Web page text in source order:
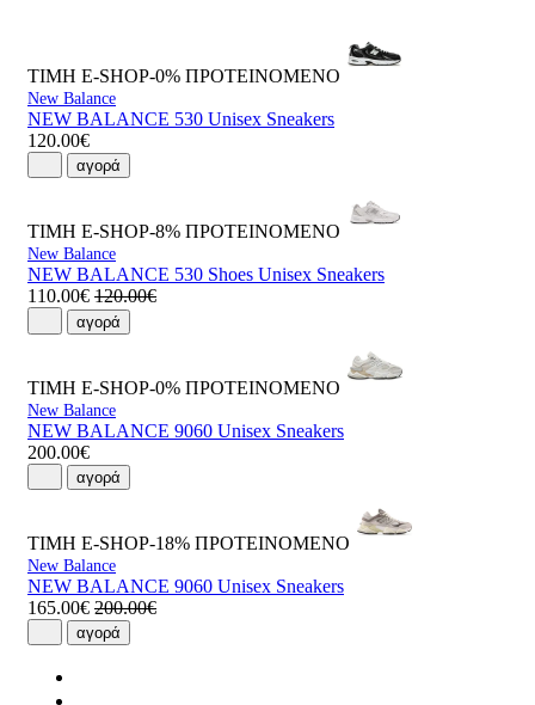
ΤΙΜΗ E-SHOP-0% ΠΡΟΤΕΙΝΟΜΕΝΟ
New Balance
NEW BALANCE 530 Unisex Sneakers
120.00€
αγορά
ΤΙΜΗ E-SHOP-8% ΠΡΟΤΕΙΝΟΜΕΝΟ
New Balance
NEW BALANCE 530 Shoes Unisex Sneakers
110.00€ 120.00€
αγορά
ΤΙΜΗ E-SHOP-0% ΠΡΟΤΕΙΝΟΜΕΝΟ
New Balance
NEW BALANCE 9060 Unisex Sneakers
200.00€
αγορά
ΤΙΜΗ E-SHOP-18% ΠΡΟΤΕΙΝΟΜΕΝΟ
New Balance
NEW BALANCE 9060 Unisex Sneakers
165.00€ 200.00€
αγορά